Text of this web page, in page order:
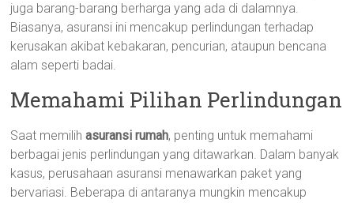
juga barang-barang berharga yang ada di dalamnya.
Biasanya, asuransi ini mencakup perlindungan terhadap
kerusakan akibat kebakaran, pencurian, ataupun bencana
alam seperti badai.
Memahami Pilihan Perlindungan
Saat memilihasuransi rumah, penting untuk memahami
berbagai jenis perlindungan yang ditawarkan. Dalam banyak
kasus, perusahaan asuransi menawarkan paket yang
bervariasi. Beberapa di antaranya mungkin mencakup